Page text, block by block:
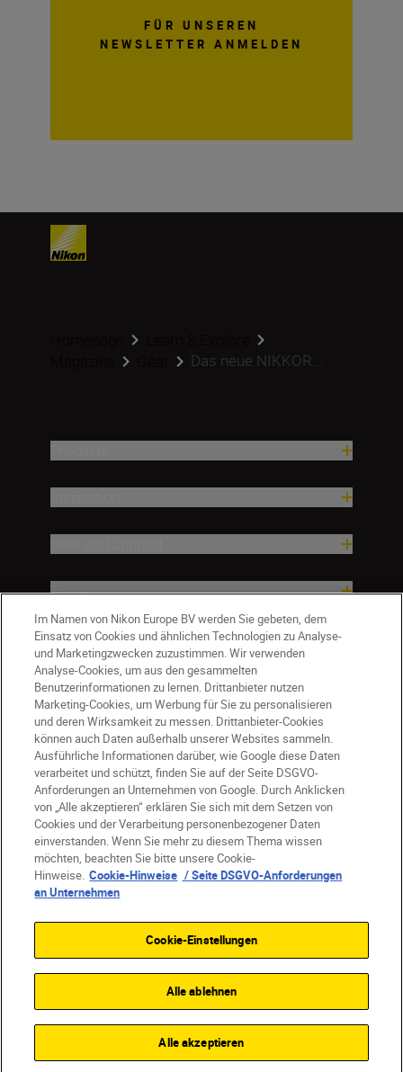
FÜR UNSEREN
NEWSLETTER ANMELDEN
Das neue NIKKOR...
Firma
DE Nikon Sites
Kontakt
Datenschutzhinweis
Nutzungsbedingungen
Geschäftsbedingungen des Nikon Stores
Cookie-Hinweise
Barrierefreiheit
Cookie-Einstellungen
Im Namen von Nikon Europe BV werden Sie gebeten, dem
Einsatz von Cookies und ähnlichen Technologien zu Analyse-
und Marketingzwecken zuzustimmen. Wir verwenden
Analyse-Cookies, um aus den gesammelten
Benutzerinformationen zu lernen. Drittanbieter nutzen
Marketing-Cookies, um Werbung für Sie zu personalisieren
und deren Wirksamkeit zu messen. Drittanbieter-Cookies
können auch Daten außerhalb unserer Websites sammeln.
Ausführliche Informationen darüber, wie Google diese Daten
verarbeitet und schützt, finden Sie auf der Seite DSGVO-
Anforderungen an Unternehmen von Google. Durch Anklicken
von „Alle akzeptieren“ erklären Sie sich mit dem Setzen von
Cookies und der Verarbeitung personenbezogener Daten
einverstanden. Wenn Sie mehr zu diesem Thema wissen
möchten, beachten Sie bitte unsere Cookie-
Hinweise. Cookie-Hinweise / Seite DSGVO-Anforderungen
an Unternehmen
Cookie-Einstellungen
Alle ablehnen
Alle akzeptieren